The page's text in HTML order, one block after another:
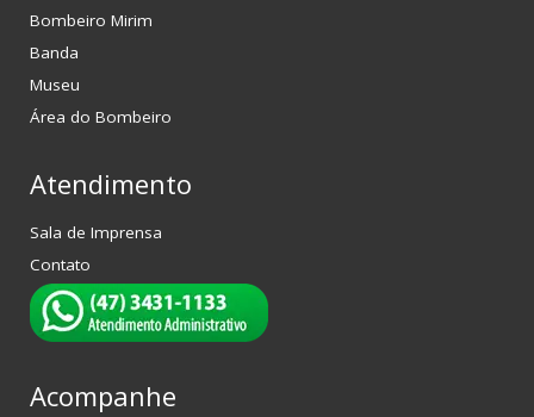
Bombeiro Mirim
Banda
Museu
Área do Bombeiro
Atendimento
Sala de Imprensa
Contato
Acompanhe